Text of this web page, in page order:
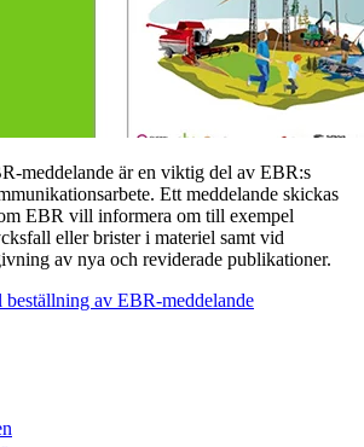
meddelande är en viktig del av EBR:s
Ett meddelande skickas
EBR vill informera om till exempel
eller brister i materiel samt vid
av nya och reviderade publikationer.
beställning av EBR-meddelande